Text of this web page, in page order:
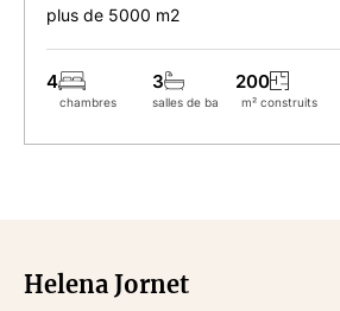
plus de 5000 m2
4
chambres
3
salles de bains
200
m² construits
Helena Jornet